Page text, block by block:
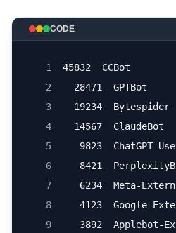
CODE
1
45832  CCBot
2
  28471  GPTBot
3
  19234  Bytespider
4
  14567  ClaudeBot
5
9823  ChatGPT-
6
8421
7
6234  Meta-
8
4123  Google-
9
3892  Applebot-